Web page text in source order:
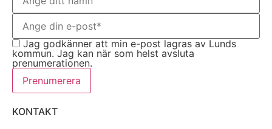
Jag godkänner att min e-post lagras av Lunds
kommun. Jag kan när som helst avsluta
prenumerationen.
Prenumerera
KONTAKT